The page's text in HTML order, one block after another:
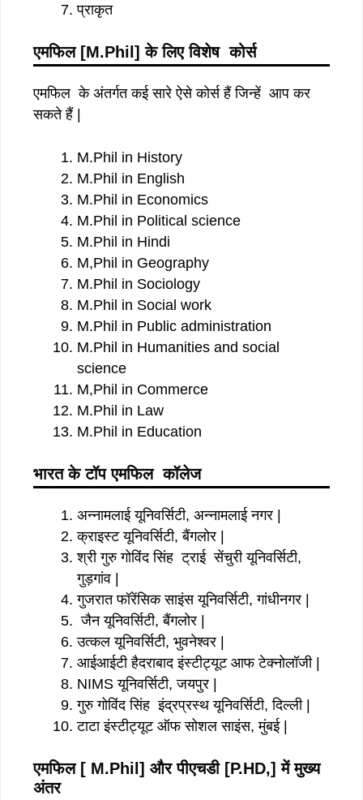
प्राकृत
एमफिल[M.Phil]के लिए विशेष कोर्स
एमफिल के अंतर्गत कई सारे ऐसे कोर्स हैं जिन्हें आप कर
सकते हैं |
M.Phil in History
M.Phil in English
M.Phil in Economics
M.Phil in Political science
M.Phil in Hindi
M,Phil in Geography
M.Phil in Sociology
M.Phil in Social work
M.Phil in Public administration
M.Phil in Humanities and social
science
M,Phil in Commerce
M.Phil in Law
M.Phil in Education
भारत के टॉप एमफिल कॉलेज
अन्नामलाई यूनिवर्सिटी, अन्नामलाई नगर |
क्राइस्ट यूनिवर्सिटी, बैंगलोर |
श्री गुरु गोविंद सिंह ट्राई सेंचुरी यूनिवर्सिटी,
गुड़गांव |
गुजरात फॉरेंसिक साइंस यूनिवर्सिटी, गांधीनगर |
जैन यूनिवर्सिटी, बैंगलोर |
उत्कल यूनिवर्सिटी, भुवनेश्वर |
आईआईटी हैदराबाद इंस्टीट्यूट आफ टेक्नोलॉजी |
NIMS यूनिवर्सिटी, जयपुर |
गुरु गोविंद सिंह इंद्रप्रस्थ यूनिवर्सिटी, दिल्ली |
टाटा इंस्टीट्यूट ऑफ सोशल साइंस, मुंबई |
एमफिल[ M.Phil] और पीएचडी[P.HD,]में मुख्य
अंतर